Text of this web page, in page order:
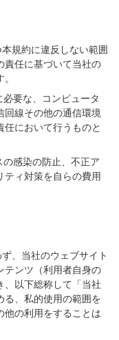
規約に違反しない範囲
責任に基づいて当社の
要な、コンピュータ
回線その他の通信環境
において行うものと
感染の防止、不正ア
ィ対策を自らの費用
、当社のウェブサイト
テンツ（利用者自身の
以下総称して「当社
、私的使用の範囲を
の利用をすることは